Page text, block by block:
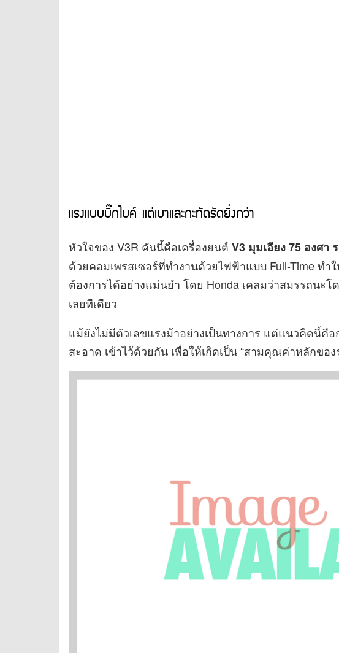
แรงแบบบิ๊กไบค์ แต่เบาและกะทัดรัดยิ่งกว่า
หัวใจของ V3R คันนี้คือเครื่องยนต์V3 มุมเอียง 75 องศา
ด้วยคอมเพรสเซอร์ที่ทำงานด้วยไฟฟ้าแบบ Full-Time ท
ต้องการได้อย่างแม่นยำ โดย Honda เคลมว่าสมรรถนะโ
เลยทีเดียว
แม้ยังไม่มีตัวเลขแรงม้าอย่างเป็นทางการ แต่แนวคิดนี้คื
สะอาด เข้าไว้ด้วยกัน เพื่อให้เกิดเป็น “สามคุณค่าหลักขอ